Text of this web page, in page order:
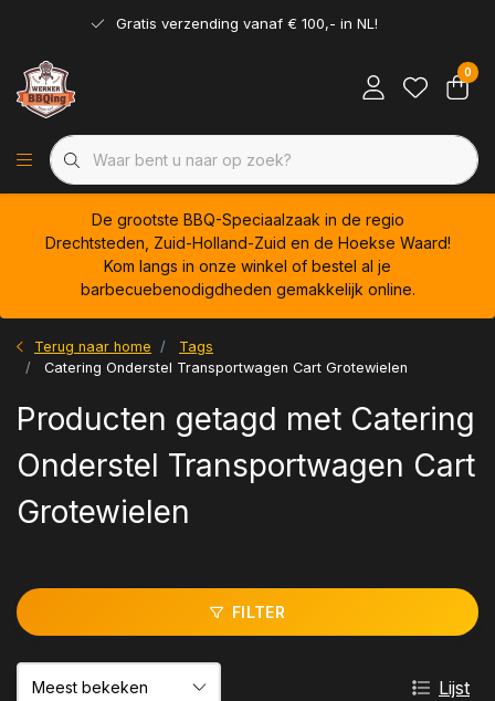
Gratis verzending vanaf € 100,- in NL!
0
De grootste BBQ-Speciaalzaak in de regio
Drechtsteden, Zuid-Holland-Zuid en de Hoekse Waard!
Kom langs in onze winkel of bestel al je
barbecuebenodigdheden gemakkelijk online.
Terug naar home
Tags
Catering Onderstel Transportwagen Cart Grotewielen
Producten getagd met Catering
Onderstel Transportwagen Cart
Grotewielen
FILTER
Lijst